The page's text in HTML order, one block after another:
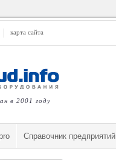
карта сайта
в 2001 году
Cправочник предприятий